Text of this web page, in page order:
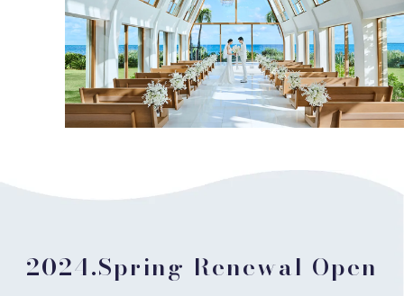
2024.Spring Renewal Open